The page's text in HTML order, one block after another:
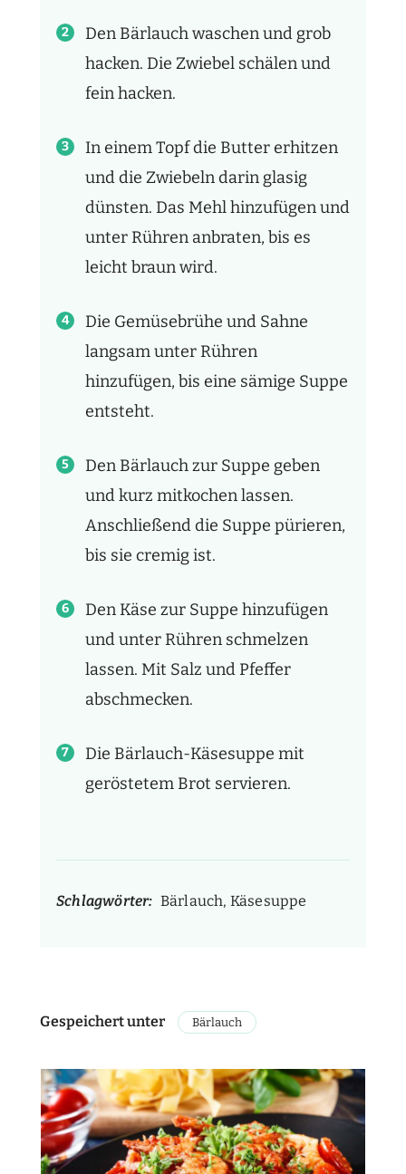
Den Bärlauch waschen und grob
hacken. Die Zwiebel schälen und
fein hacken.
In einem Topf die Butter erhitzen
und die Zwiebeln darin glasig
dünsten. Das Mehl hinzufügen und
unter Rühren anbraten, bis es
leicht braun wird.
Die Gemüsebrühe und Sahne
langsam unter Rühren
hinzufügen, bis eine sämige Suppe
entsteht.
Den Bärlauch zur Suppe geben
und kurz mitkochen lassen.
Anschließend die Suppe pürieren,
bis sie cremig ist.
Den Käse zur Suppe hinzufügen
und unter Rühren schmelzen
lassen. Mit Salz und Pfeffer
abschmecken.
Die Bärlauch-Käsesuppe mit
geröstetem Brot servieren.
Schlagwörter: Bärlauch, Käsesuppe
Gespeichert unter Bärlauch